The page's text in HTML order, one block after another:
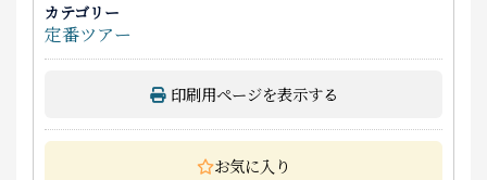
カテゴリー
定番ツアー
印刷用ページを表示する
お気に入り